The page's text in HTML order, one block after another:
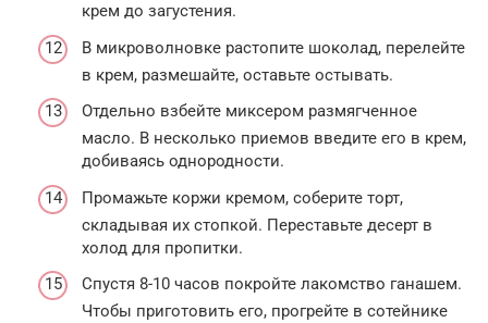
крем до загустения.
В микроволновке растопите шоколад, перелейте
в крем, размешайте, оставьте остывать.
Отдельно взбейте миксером размягченное
масло. В несколько приемов введите его в крем,
добиваясь однородности.
Промажьте коржи кремом, соберите торт,
складывая их стопкой. Переставьте десерт в
холод для пропитки.
Спустя 8-10 часов покройте лакомство ганашем.
Чтобы приготовить его, прогрейте в сотейнике